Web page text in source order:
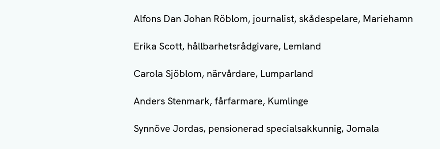
Alfons Dan Johan Röblom, journalist, skådespelare, Mariehamn
Erika Scott, hållbarhetsrådgivare, Lemland
Carola Sjöblom, närvårdare, Lumparland
Anders Stenmark, fårfarmare, Kumlinge
Synnöve Jordas, pensionerad specialsakkunnig, Jomala